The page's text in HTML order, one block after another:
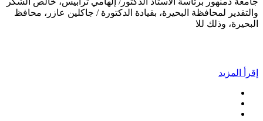
والتقدير لمحافظة البحيرة، بقيادة الدكتورة / جاكلين عازر، محافظ
البحيرة، وذلك للا
إقرأ المزيد